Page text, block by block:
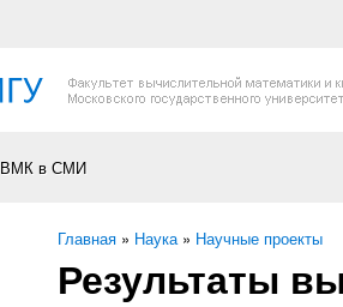
ВМК в СМИ
Вы здесь
Главная » Наука» Научные проекты
Результаты